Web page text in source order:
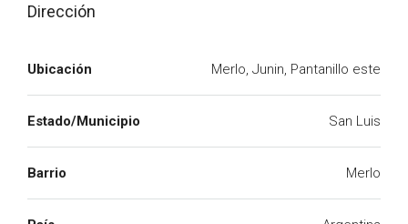
Dirección
Ubicación Merlo, Junin, Pantanillo este
Estado/Municipio San Luis
Barrio Merlo